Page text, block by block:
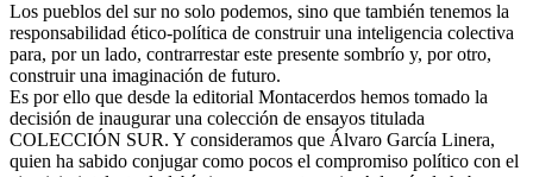
Los pueblos del sur no solo podemos, sino que también tenemos la
responsabilidad ético-política de construir una inteligencia colectiva
para, por un lado, contrarrestar este presente sombrío y, por otro,
construir una imaginación de futuro.
Es por ello que desde la editorial Montacerdos hemos tomado la
decisión de inaugurar una colección de ensayos titulada
COLECCIÓN SUR. Y consideramos que Álvaro García Linera,
quien ha sabido conjugar como pocos el compromiso político con el